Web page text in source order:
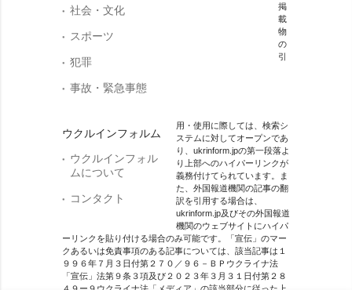
社会・文化
スポーツ
犯罪
事故・緊急事態
ウクルインフォルム
ウクルインフォル
ムについて
コンタクト
掲
載
物
の
引
用・使用に際しては、検索シ
ステムに対してオープンであ
り、ukrinform.jpの第一段落よ
り上部へのハイパーリンクが
義務付けてられています。ま
た、外国報道機関の記事の翻
訳を引用する場合は、
ukrinform.jp及びその外国報道
機関のウェブサイトにハイパ
ーリンクを貼り付ける場合のみ可能です。「宣伝」のマー
クあるいは免責事項のある記事については、該当記事は１
９９６年７月３日付第２７０／９６－ＢＰウクライナ法
「宣伝」法第９条３項及び２０２３年３月３１日付第２８
４９ー９ウクライナ法「メディア」の該当部分に従った上